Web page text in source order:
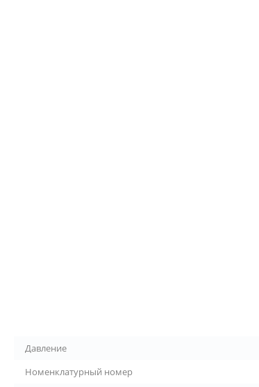
Давление
Номенклатурный номер